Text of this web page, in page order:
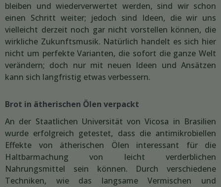
bleiben und wiederverwertet werden, sind wir schon
einen Schritt weiter; jedoch sind Ideen, die wir uns
vielleicht derzeit noch gar nicht vorstellen können, die
wirkliche Zukunftsmusik. Natürlich handelt es sich hier
nicht um perfekte Varianten, die sofort die ganze Welt
verändern; doch nur mit neuen Ideen und Ansätzen
kann sich langfristig etwas verbessern.
Brot in ätherischen Ölen verpackt
An der Staatlichen Universität von Vicosa in Brasilien
wurde erfolgreich getestet, dass die antimikrobiellen
Effekte von ätherischen Ölen interessant für die
Haltbarmachung von leicht verderblichen
Nahrungsmittel sein können. Durch verschiedene
Techniken, wie das langsame Vermischen und